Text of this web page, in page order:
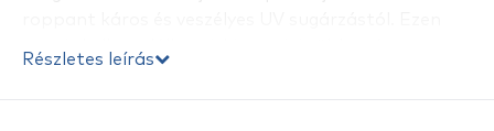
Részletes leírás